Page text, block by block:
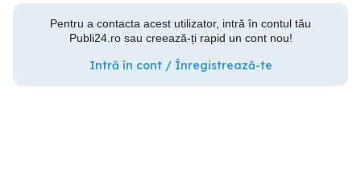
Pentru a contacta acest utilizator, intră în contul tău
Publi24.ro sau creează-ți rapid un cont nou!
Intră în cont / Înregistrează-te